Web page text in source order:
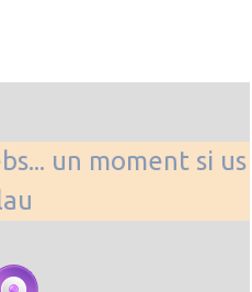
un moment si us